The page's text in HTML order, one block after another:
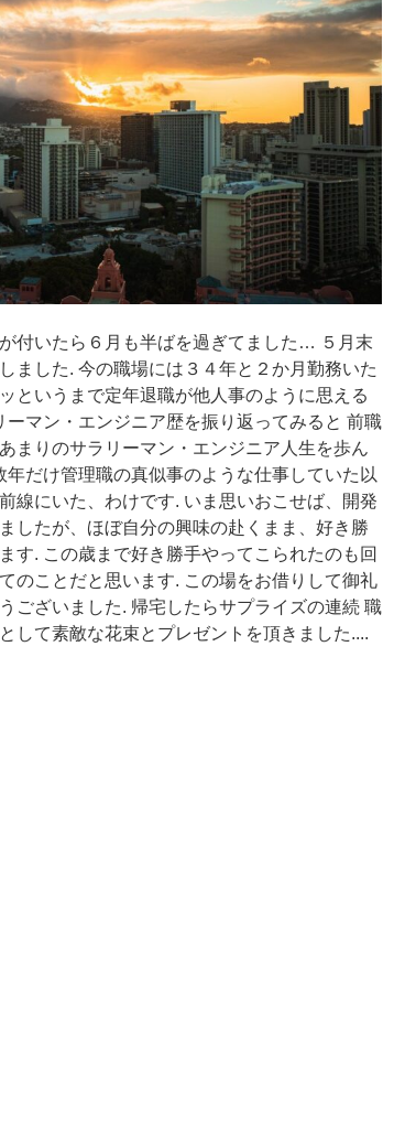
付いたら６月も半ばを過ぎてました… ５月末
ました. 今の職場には３４年と２か月勤務いた
というまで定年退職が他人事のように思える
ーマン・エンジニア歴を振り返ってみると 前職
まりのサラリーマン・エンジニア人生を歩ん
年だけ管理職の真似事のような仕事していた以
線にいた、わけです. いま思いおこせば、開発
したが、ほぼ自分の興味の赴くまま、好き勝
す. この歳まで好き勝手やってこられたのも回
のことだと思います. この場をお借りして御礼
ございました. 帰宅したらサプライズの連続 職
して素敵な花束とプレゼントを頂きました....